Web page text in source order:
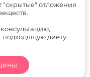
отложения
подходящую диету.